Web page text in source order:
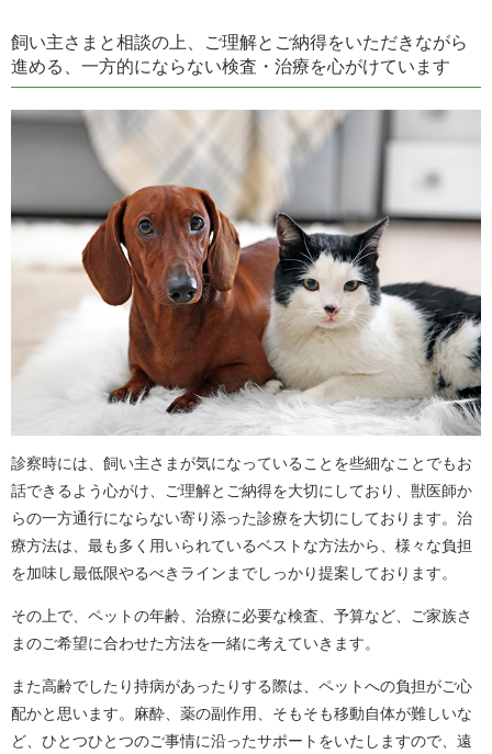
飼い主さまと相談の上、ご理解とご納得をいただきながら
進める、一方的にならない検査・治療を心がけています
診察時には、飼い主さまが気になっていることを些細なことでもお
話できるよう心がけ、ご理解とご納得を大切にしており、獣医師か
らの一方通行にならない寄り添った診療を大切にしております。 治
療方法は、最も多く用いられているベストな方法から、様々な負担
を加味し最低限やるべきラインまでしっかり提案しております。
その上で、ペットの年齢、治療に必要な検査、予算など、ご家族さ
まのご希望に合わせた方法を一緒に考えていきます。
また高齢でしたり持病があったりする際は、ペットへの負担がご心
配かと思います。 麻酔、薬の副作用、そもそも移動自体が難しいな
ど、ひとつひとつのご事情に沿ったサポートをいたしますので、遠